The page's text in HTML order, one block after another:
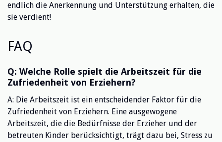
endlich die Anerkennung und Unterstützung erhalten, die
sie verdient!
FAQ
Q: Welche Rolle spielt die Arbeitszeit für die
Zufriedenheit von Erziehern?
A: Die Arbeitszeit ist ein entscheidender Faktor für die
Zufriedenheit von Erziehern. Eine ausgewogene
Arbeitszeit, die die Bedürfnisse der Erzieher und der
betreuten Kinder berücksichtigt, trägt dazu bei, Stress zu